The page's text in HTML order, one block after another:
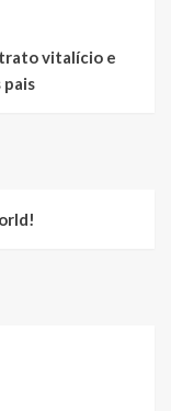
vitalício e
pais